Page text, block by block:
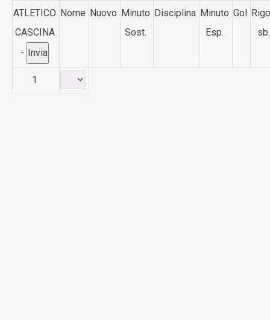
ATLETICO
CASCINA
-
Nome Nuovo Minuto
Sost.
Disciplina Minuto
Esp.
Gol
sb.
1